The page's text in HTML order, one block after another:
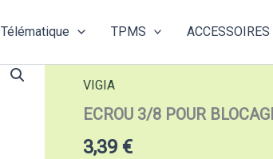
Télématique TPMS ACCESSOIRES
VIGIA
ECROU 3/8 POUR
3,39 €